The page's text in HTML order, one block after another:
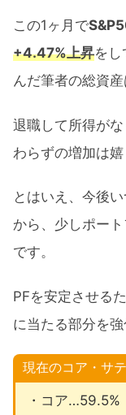
この1ヶ月で
+4.47%上昇を
んだ筆者の総資
退職して所得が
わらずの増加は嬉
とはいえ、今後
から、少しポー
です。
PFを安定させる
に当たる部分を
現在のコア・サ
・コア…59.5%